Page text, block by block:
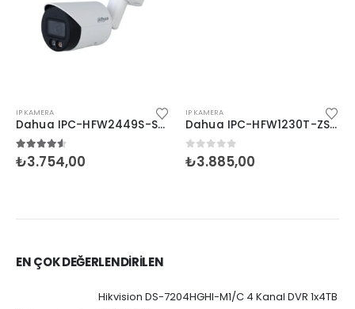
IP KAMERA
Dahua IPC-HFW2449S-S-IL 4MP Full-Color Bullet
4.505 üzerinden
₺3.754,00
IP KAMERA
Dahua IPC-HFW1230T-ZS-S5 2MP IP Bullet Kamera
0 5 üzerinden
₺3.885,00
EN ÇOK DEĞERLENDİRİLEN
Hikvision DS-7204HGHI-M1/C 4 Kanal DVR 1x4TB